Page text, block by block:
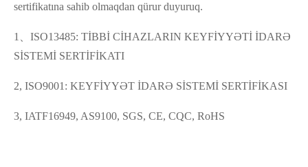
sertifikatına sahib olmaqdan qürur duyuruq.
1、ISO13485: TİBBİ CİHAZLARIN KEYFİYYƏTİ İDARƏ
SİSTEMİ SERTİFİKATI
2, ISO9001: KEYFİYYƏT İDARƏ SİSTEMİ SERTİFİKASI
3, IATF16949, AS9100, SGS, CE, CQC, RoHS